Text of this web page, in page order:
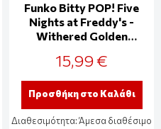
Funko Bitty POP! Five
Nights at Freddy's -
Withered Golden
Lolbit & Chase 4-Pack
Figures
15,99 €
Προσθήκη στο Καλάθι
Διαθεσιμότητα:Άμεσα διαθέσιμο